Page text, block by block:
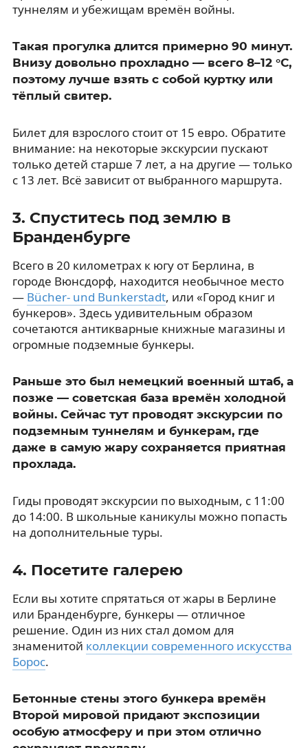
туннелям и убежищам времён войны.
Такая прогулка длится примерно 90 минут.
Внизу довольно прохладно — всего 8–12 °C,
поэтому лучше взять с собой куртку или
тёплый свитер.
Билет для взрослого стоит от 15 евро. Обратите
внимание: на некоторые экскурсии пускают
только детей старше 7 лет, а на другие — только
с 13 лет. Всё зависит от выбранного маршрута.
3. Спуститесь под землю в
Бранденбурге
Всего в 20 километрах к югу от Берлина, в
городе Вюнсдорф, находится необычное место
— Bücher- und Bunkerstadt, или «Город книг и
бункеров». Здесь удивительным образом
сочетаются антикварные книжные магазины и
огромные подземные бункеры.
Раньше это был немецкий военный штаб, а
позже — советская база времён холодной
войны. Сейчас тут проводят экскурсии по
подземным туннелям и бункерам, где
даже в самую жару сохраняется приятная
прохлада.
Гиды проводят экскурсии по выходным, с 11:00
до 14:00. В школьные каникулы можно попасть
на дополнительные туры.
4. Посетите галерею
Если вы хотите спрятаться от жары в Берлине
или Бранденбурге, бункеры — отличное
решение. Один из них стал домом для
знаменитой коллекции современного искусства
Борос.
Бетонные стены этого бункера времён
Второй мировой придают экспозиции
особую атмосферу и при этом отлично